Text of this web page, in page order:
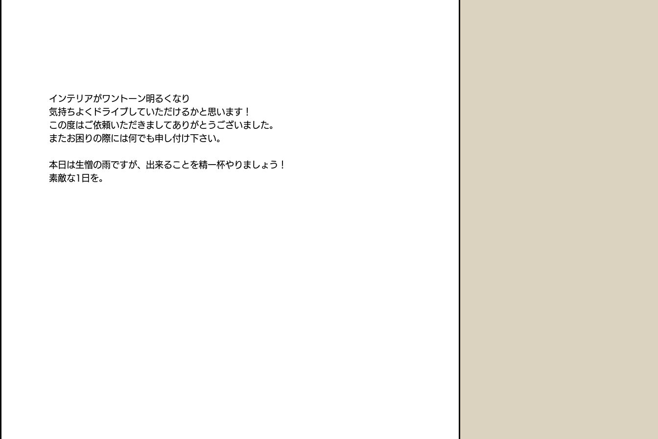
インテリアがワントーン明るくなり
気持ちよくドライブしていただけるかと思います！
この度はご依頼いただきましてありがとうございました。
またお困りの際には何でも申し付け下さい。
本日は生憎の雨ですが、出来ることを精一杯やりましょう！
素敵な1日を。